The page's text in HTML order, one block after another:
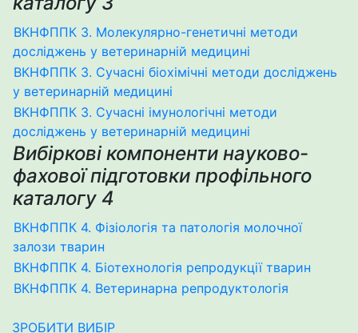
ВКНФППК 3. Молекулярно-генетичні методи
досліджень у ветеринарній медицині
ВКНФППК 3. Сучасні біохімічні методи досліджень
у ветеринарній медицині
ВКНФППК 3. Сучасні імунологічні методи
досліджень у ветеринарній медицині
Вибіркові компоненти науково-
фахової підготовки профільного
каталогу 4
ВКНФППК 4. Фізіологія та патологія молочної
залози тварин
ВКНФППК 4. Біотехнологія репродукції тварин
ВКНФППК 4. Ветеринарна репродуктологія
ЗРОБИТИ ВИБІР